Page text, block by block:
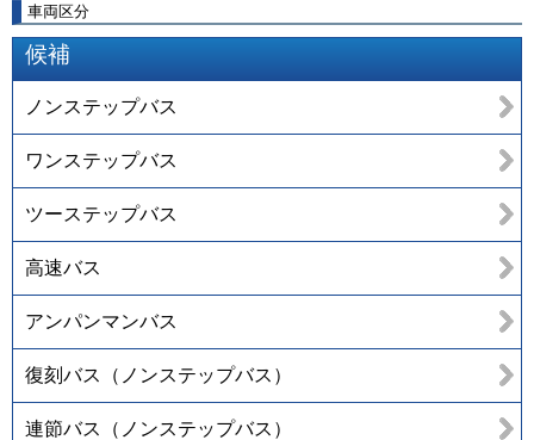
車両区分
候補
ノンステップバス
ワンステップバス
ツーステップバス
高速バス
アンパンマンバス
復刻バス（ノンステップバス）
連節バス（ノンステップバス）